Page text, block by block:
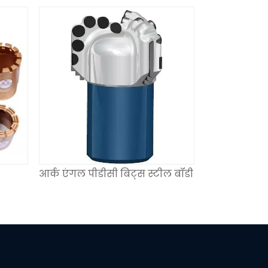
आर्क एंगल पीडीसी बिट्स स्टील बॉडी